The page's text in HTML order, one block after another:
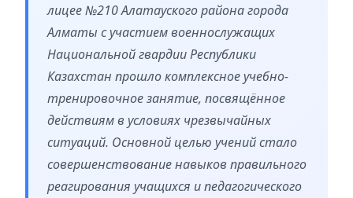
лицее №210 Алатауского района города
Алматы с участием военнослужащих
Национальной гвардии Республики
Казахстан прошло комплексное учебно-
тренировочное занятие, посвящённое
действиям в условиях чрезвычайных
ситуаций. Основной целью учений стало
совершенствование навыков правильного
реагирования учащихся и педагогического